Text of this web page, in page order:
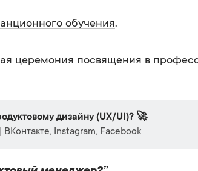
обучения.
церемония посвящения в
дизайну (UX/UI)? 🚀
| ВКонтакте, Instagram, Facebook